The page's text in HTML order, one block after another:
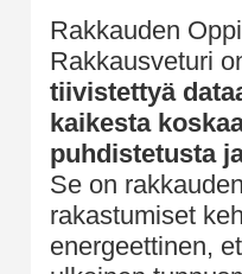
Rakkauden
Rakkausveturi
tiivistettyä
kaikesta
puhdistetusta
Se on
rakastumiset
energeettinen,